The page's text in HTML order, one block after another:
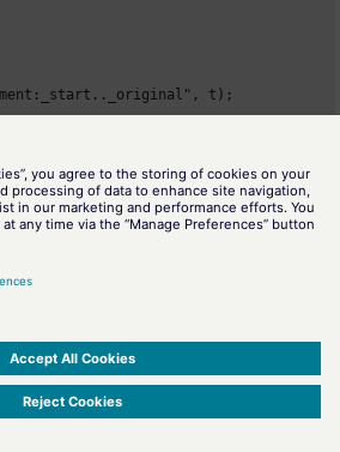
t);
Originalwertes. Die
diesem Fall mittels RAIMA Datenbank.
3.21.5 - © ETM professional control GmbH
-Cookie Policy-Terms of use-Whistleblowing-Imprint